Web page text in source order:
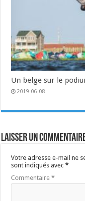
Un belge sur le
2019-06-08
Laisser un
Votre adresse e-mail ne
sont indiqués avec*
Commentaire*